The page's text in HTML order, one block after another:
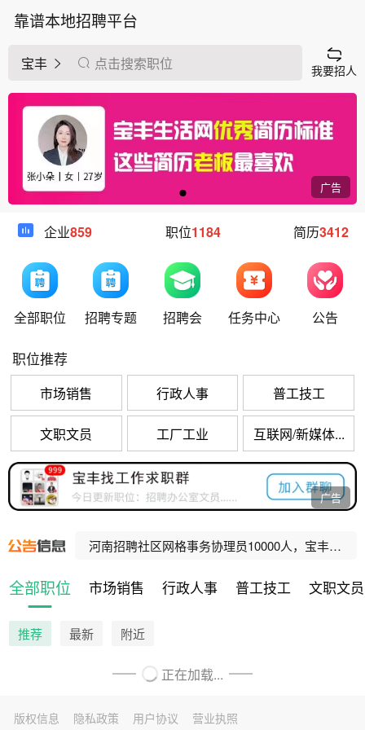
靠谱本地招聘平台
宝丰 点击搜索职位 我要招人
广告
企业859 职位1184 简历3412
全部职位 招聘专题 招聘会 任务中心 公告
职位推荐
市场销售 行政人事 普工技工
文职文员 工厂工业 互联网/新媒体...
广告
河南招聘社区网格事务协理员10000人，宝丰招聘47人！
宝丰县公办养老机构招聘工作人员公告
全部职位 市场销售 行政人事 普工技工 文职文员
推荐 最新 附近
正在加载...
版权信息 隐私政策 用户协议 营业执照